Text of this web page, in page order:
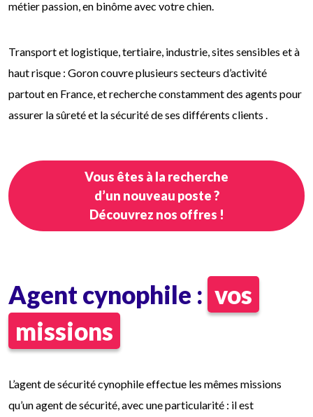
métier passion, en binôme avec votre chien.
Transport et logistique, tertiaire, industrie, sites sensibles et à
haut risque : Goron couvre plusieurs secteurs d’activité
partout en France, et recherche constamment des agents pour
assurer la sûreté et la sécurité de ses différents clients .
Vous êtes à la recherche
d’un nouveau poste ?
Découvrez nos offres !
Agent cynophile : vos
missions
L’agent de sécurité cynophile effectue les mêmes missions
qu’un agent de sécurité, avec une particularité : il est